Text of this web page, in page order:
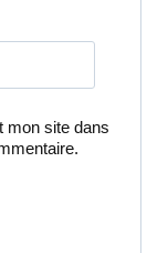
mon site dans